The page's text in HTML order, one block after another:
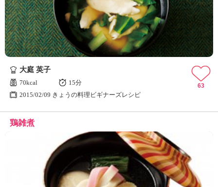
大庭 英子
70kcal
15分
2015/02/09 きょうの料理ビギナーズレシピ
63
鶏雑煮